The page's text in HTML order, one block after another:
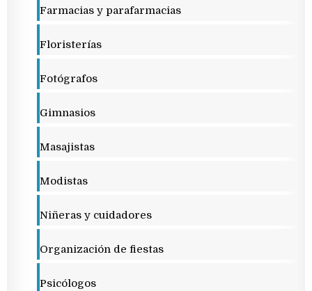
Farmacias y parafarmacias
Floristerías
Fotógrafos
Gimnasios
Masajistas
Modistas
Niñeras y cuidadores
Organización de fiestas
Psicólogos